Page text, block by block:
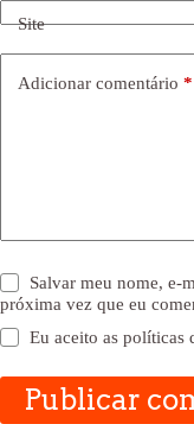
Site
Adicionar comentário *
Salvar meu nome, e-
próxima vez que eu
Eu aceito aspolíticas
Publicar